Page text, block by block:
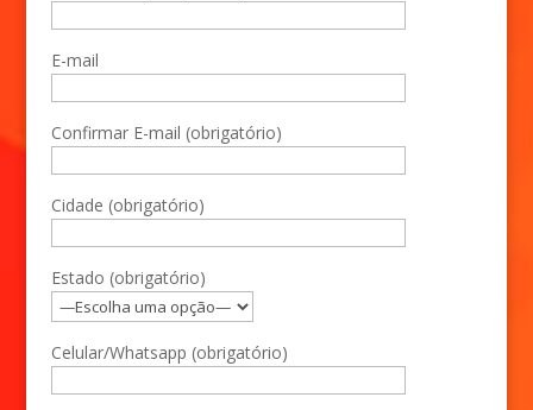
E-mail
Confirmar E-mail (obrigatório)
Cidade (obrigatório)
Estado (obrigatório)
Celular/Whatsapp (obrigatório)